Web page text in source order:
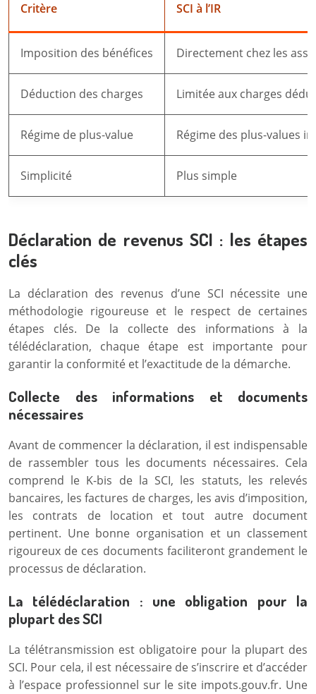
Critère SCI à l’IR
Imposition des bénéfices Directement chez les
Déduction des charges Limitée aux charges
Régime de plus-value Régime des plus-values
Simplicité Plus simple
Déclaration de revenus SCI : les étapes
clés
La déclaration des revenus d’une SCI nécessite une
méthodologie rigoureuse et le respect de certaines
étapes clés. De la collecte des informations à la
télédéclaration, chaque étape est importante pour
garantir la conformité et l’exactitude de la démarche.
Collecte des informations et documents
nécessaires
Avant de commencer la déclaration, il est indispensable
de rassembler tous les documents nécessaires. Cela
comprend le K-bis de la SCI, les statuts, les relevés
bancaires, les factures de charges, les avis d’imposition,
les contrats de location et tout autre document
pertinent. Une bonne organisation et un classement
rigoureux de ces documents faciliteront grandement le
processus de déclaration.
La télédéclaration : une obligation pour la
plupart des SCI
La télétransmission est obligatoire pour la plupart des
SCI. Pour cela, il est nécessaire de s’inscrire et d’accéder
à l’espace professionnel sur le site impots.gouv.fr. Une